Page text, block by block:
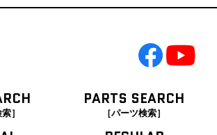
］
PARTS SEARCH
［パーツ検索］